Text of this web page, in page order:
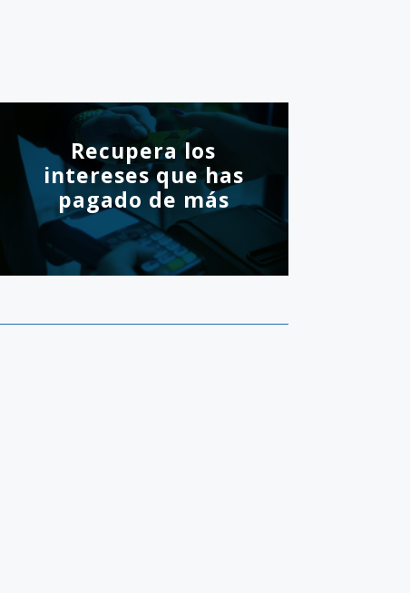
Recupera los
intereses que has
pagado de más